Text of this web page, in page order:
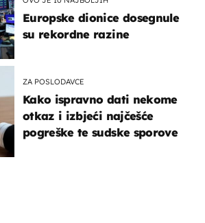
Europske dionice dosegnule
su rekordne razine
ZA POSLODAVCE
Kako ispravno dati nekome
otkaz i izbjeći najčešće
pogreške te sudske sporove